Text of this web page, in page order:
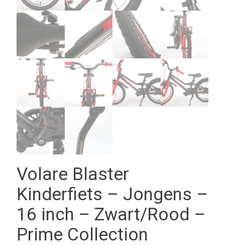
Volare Blaster
Kinderfiets – Jongens –
16 inch – Zwart/Rood –
Prime Collection